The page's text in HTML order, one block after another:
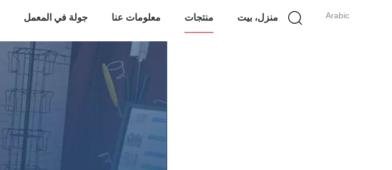
Arabic منزل، بيت منتجات معلومات عنا جولة في المعمل